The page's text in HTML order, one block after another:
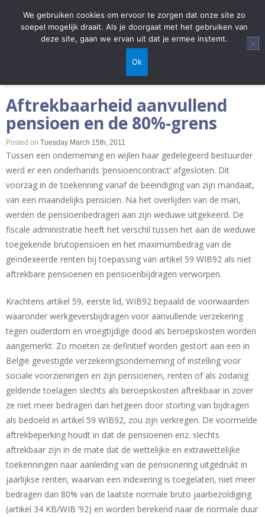
Aftrekbaarheid aanvullend
pensioen en de 80%-grens
Posted on Tuesday March 15th, 2011
Tussen een onderneming en wijlen haar gedelegeerd bestuurder
werd er een onderhands ‘pensioencontract’ afgesloten. Dit
voorzag in de toekenning vanaf de beëindiging van zijn mandaat,
van een maandelijks pensioen. Na het overlijden van de man,
werden de pensioenbedragen aan zijn weduwe uitgekeerd. De
fiscale administratie heeft het verschil tussen het aan de weduwe
toegekende brutopensioen en het maximumbedrag van de
geïndexeerde renten bij toepassing van artikel 59 WIB92 als niet
aftrekbare pensioenen en pensioenbijdragen verworpen.
Krachtens artikel 59, eerste lid, WIB92 bepaald de voorwaarden
waaronder werkgeversbijdragen voor aanvullende verzekering
tegen ouderdom en vroegtijdige dood als beroepskosten worden
aangemerkt. Zo moeten ze definitief worden gestort aan een in
België gevestigde verzekeringsonderneming of instelling voor
sociale voorzieningen en zijn pensioenen, renten of als zodanig
geldende toelagen slechts als beroepskosten aftrekbaar in zover
ze niet meer bedragen dan hetgeen door storting van bijdragen
als bedoeld in artikel 59 WIB92, zou zijn verkregen. De voormelde
aftrekbeperking houdt in dat de pensioenen enz. slechts
aftrekbaar zijn in de mate dat de wettelijke en extrawettelijke
toekenningen naar aanleiding van de pensionering uitgedrukt in
jaarlijkse renten, waarvan een indexering is toegelaten, niet meer
bedragen dan 80% van de laatste normale bruto jaarbezoldiging
(artikel 34 KB/WIB ’92) en worden berekend naar de normale duur
We gebruiken cookies om ervoor te zorgen dat onze site zo
soepel mogelijk draait. Als je doorgaat met het gebruiken van
deze site, gaan we ervan uit dat je ermee instemt.
Ok